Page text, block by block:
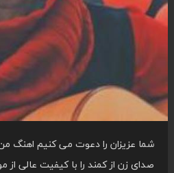
شما عزیزان را دعوت می کنیم اهنگ من
صدای زن از کمند را با کیفیت عالی